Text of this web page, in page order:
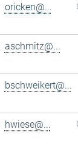
oricken@...
aschmitz@...
bschweikert@...
hwiese@...